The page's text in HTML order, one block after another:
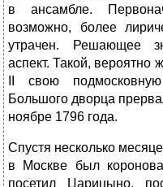
в ансамбле.
возможно, более
утрачен. Решающее
аспект. Такой, вероятно
II свою
Большого дворца
ноябре 1796 года.
Спустя несколько
в Москве был
посетил Царицыно,